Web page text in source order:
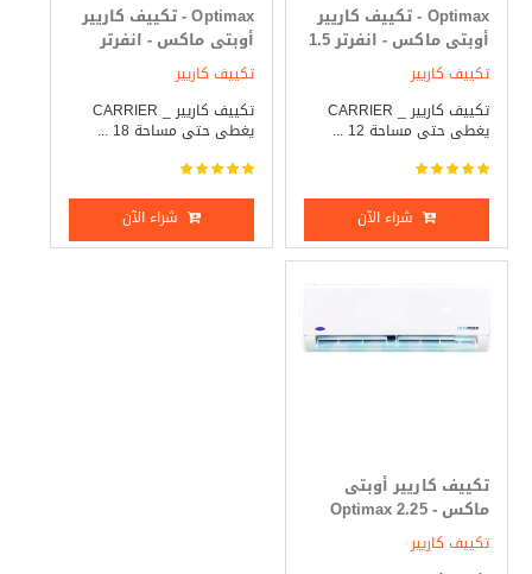
Optimax - تكييف كاريير
أوبتى ماكس - انفرتر 1.5
حصان بارد _ ساخن
تكييف كاريير
تكييف كاريير _ CARRIER
يغطى حتى مساحة 12 ...
شراء الآن
Optimax - تكييف كاريير
أوبتى ماكس - انفرتر
2.25 حصان بارد _ ساخن
تكييف كاريير
تكييف كاريير _ CARRIER
يغطى حتى مساحة 18 ...
شراء الآن
تكييف كاريير أوبتى
ماكس - Optimax 2.25
حصان بارد فقط
تكييف كاريير